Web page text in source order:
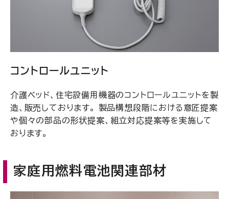
コントロールユニット
介護ベッド、住宅設備用機器のコントロールユニットを製
造、販売しております。 製品構想段階における意匠提案
や個々の部品の形状提案、組立対応提案等を実施して
おります。
家庭用燃料電池関連部材